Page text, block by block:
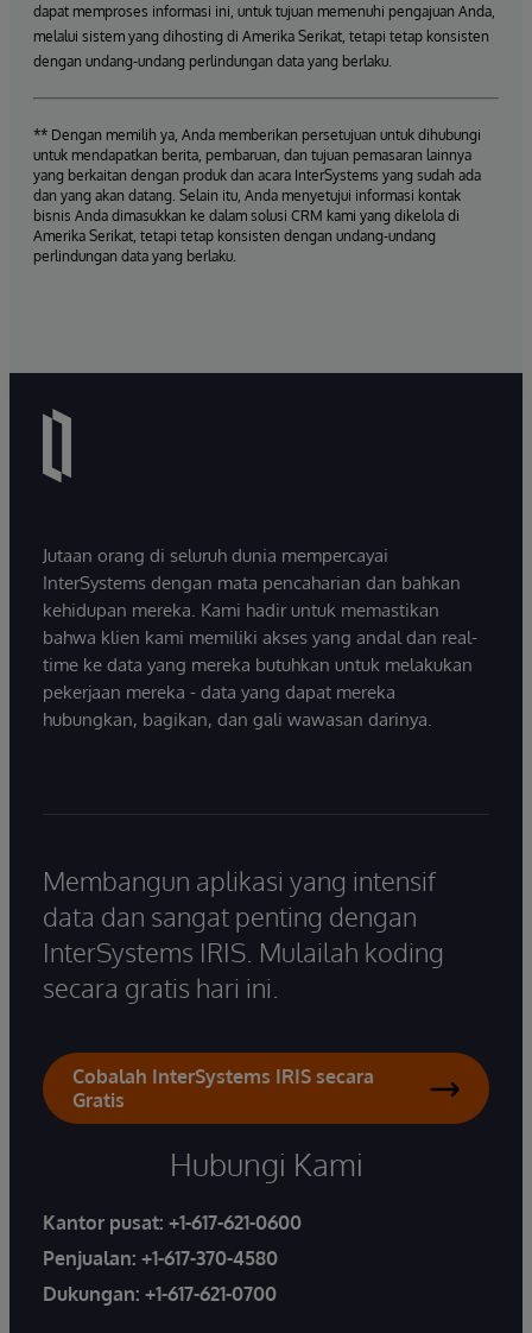
dapat memproses informasi ini, untuk tujuan memenuhi pengajuan Anda,
melalui sistem yang dihosting di Amerika Serikat, tetapi tetap konsisten
dengan undang-undang perlindungan data yang berlaku.
** Dengan memilih ya, Anda memberikan persetujuan untuk dihubungi
untuk mendapatkan berita, pembaruan, dan tujuan pemasaran lainnya
yang berkaitan dengan produk dan acara InterSystems yang sudah ada
dan yang akan datang. Selain itu, Anda menyetujui informasi kontak
bisnis Anda dimasukkan ke dalam solusi CRM kami yang dikelola di
Amerika Serikat, tetapi tetap konsisten dengan undang-undang
perlindungan data yang berlaku.
Jutaan orang di seluruh dunia mempercayai
InterSystems dengan mata pencaharian dan bahkan
kehidupan mereka. Kami hadir untuk memastikan
bahwa klien kami memiliki akses yang andal dan real-
time ke data yang mereka butuhkan untuk melakukan
pekerjaan mereka - data yang dapat mereka
hubungkan, bagikan, dan gali wawasan darinya.
Membangun aplikasi yang intensif
data dan sangat penting dengan
InterSystems IRIS. Mulailah koding
secara gratis hari ini.
Cobalah InterSystems IRIS secara
Gratis
Hubungi Kami
Kantor pusat: +1-617-621-0600
Penjualan: +1-617-370-4580
Dukungan: +1-617-621-0700